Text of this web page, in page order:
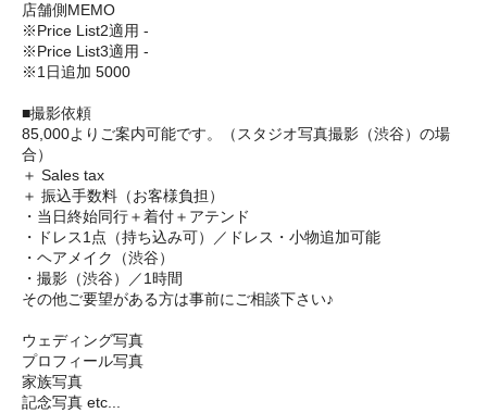
店舗側MEMO
※Price List2適用 -
※Price List3適用 -
※1日追加 5000
■撮影依頼
85,000よりご案内可能です。（スタジオ写真撮影（渋谷）の場
合）
＋ Sales tax
＋ 振込手数料（お客様負担）
・当日終始同行＋着付＋アテンド
・ドレス1点（持ち込み可）／ドレス・小物追加可能
・ヘアメイク（渋谷）
・撮影（渋谷）／1時間
その他ご要望がある方は事前にご相談下さい♪
ウェディング写真
プロフィール写真
家族写真
記念写真 etc...